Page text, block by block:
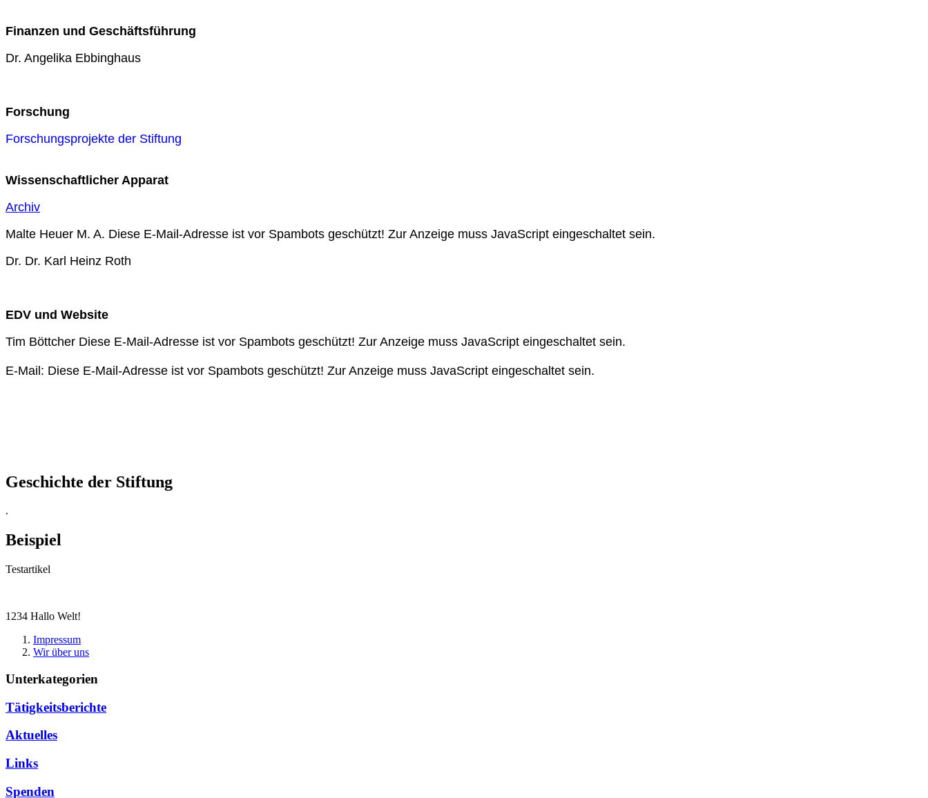
Finanzen und Geschäftsführung
Dr. Angelika Ebbinghaus
Forschung
Forschungsprojekte der Stiftung
Wissenschaftlicher Apparat
Archiv
Malte Heuer M. A. Diese E-Mail-Adresse ist vor Spambots geschützt! Zur Anzeige muss JavaScript eingeschaltet sein.
Dr. Dr. Karl Heinz Roth
EDV und Website
Tim Böttcher Diese E-Mail-Adresse ist vor Spambots geschützt! Zur Anzeige muss JavaScript eingeschaltet sein.
E-Mail: Diese E-Mail-Adresse ist vor Spambots geschützt! Zur Anzeige muss JavaScript eingeschaltet sein.
Geschichte der Stiftung
.
Beispiel
Testartikel
1234 Hallo Welt!
Impressum
Wir über uns
Unterkategorien
Tätigkeitsberichte
Aktuelles
Links
Spenden